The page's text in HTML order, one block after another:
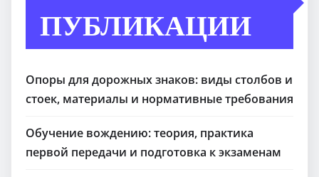
ПУБЛИКАЦИИ
Опоры для дорожных знаков: виды столбов и
стоек, материалы и нормативные требования
Обучение вождению: теория, практика
первой передачи и подготовка к экзаменам